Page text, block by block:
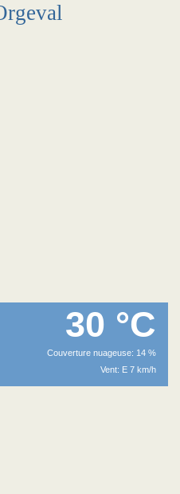
30 °C
Couverture nuageuse: 14 %
Vent: E 7 km/h